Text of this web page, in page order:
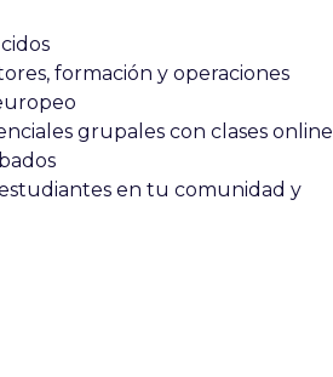
formación y operaciones
grupales con clases online
en tu comunidad y